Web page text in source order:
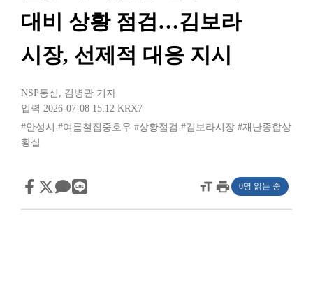
대비 상황 점검…김보라
시장, 선제적 대응 지시
NSP통신 , 김병관 기자
입력 2026-07-08 15:12 KRX7
#안성시
#여름철집중호우 #상황점검 #김보라시장 #재난종합상
황실
format_sizeprint 0명 읽는 중